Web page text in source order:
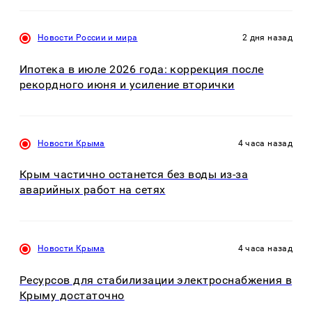
Новости России и мира 2 дня назад
Ипотека в июле 2026 года: коррекция после
рекордного июня и усиление вторички
Новости Крыма 4 часа назад
Крым частично останется без воды из-за
аварийных работ на сетях
Новости Крыма 4 часа назад
Ресурсов для стабилизации электроснабжения в
Крыму достаточно